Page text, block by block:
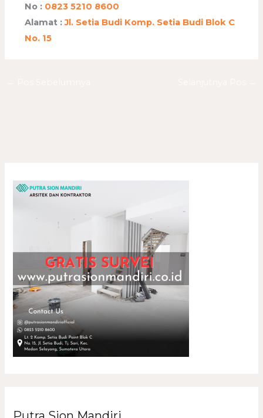
No : 0823 5210 8600
Alamat :Jl. Setia Budi Komp. Setia Budi Blok C
No. 15